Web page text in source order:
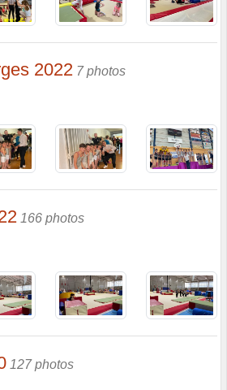
2022 7 photos
166 photos
127 photos